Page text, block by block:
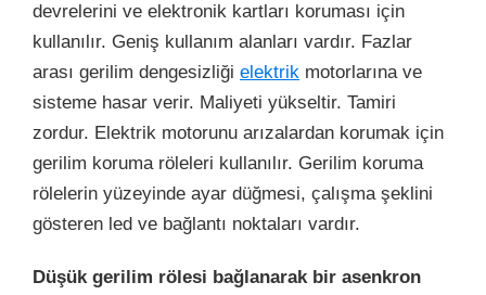
devrelerini ve elektronik kartları koruması için
kullanılır. Geniş kullanım alanları vardır. Fazlar
arası gerilim dengesizliği elektrik motorlarına ve
sisteme hasar verir. Maliyeti yükseltir. Tamiri
zordur. Elektrik motorunu arızalardan korumak için
gerilim koruma röleleri kullanılır. Gerilim koruma
rölelerin yüzeyinde ayar düğmesi, çalışma şeklini
gösteren led ve bağlantı noktaları vardır.
Düşük gerilim rölesi bağlanarak bir asenkron